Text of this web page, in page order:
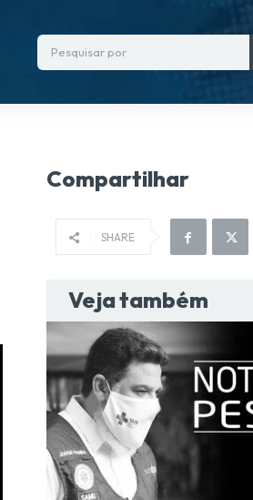
Pesquisar por
Compartilhar
SHARE
Veja também